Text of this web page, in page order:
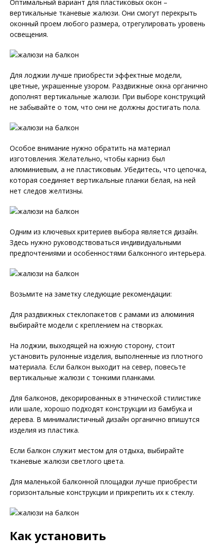
Оптимальный вариант для пластиковых окон –
вертикальные тканевые жалюзи. Они смогут перекрыть
оконный проем любого размера, отрегулировать уровень
освещения.
Для лоджии лучше приобрести эффектные модели,
цветные, украшенные узором. Раздвижные окна органично
дополнят вертикальные жалюзи. При выборе конструкций
не забывайте о том, что они не должны достигать пола.
Особое внимание нужно обратить на материал
изготовления. Желательно, чтобы карниз был
алюминиевым, а не пластиковым. Убедитесь, что цепочка,
которая соединяет вертикальные планки белая, на ней
нет следов желтизны.
Одним из ключевых критериев выбора является дизайн.
Здесь нужно руководствоваться индивидуальными
предпочтениями и особенностями балконного интерьера.
Возьмите на заметку следующие рекомендации:
Для раздвижных стеклопакетов с рамами из алюминия
выбирайте модели с креплением на створках.
На лоджии, выходящей на южную сторону, стоит
установить рулонные изделия, выполненные из плотного
материала. Если балкон выходит на север, повесьте
вертикальные жалюзи с тонкими планками.
Для балконов, декорированных в этнической стилистике
или шале, хорошо подходят конструкции из бамбука и
дерева. В минималистичный дизайн органично впишутся
изделия из пластика.
Если балкон служит местом для отдыха, выбирайте
тканевые жалюзи светлого цвета.
Для маленькой балконной площадки лучше приобрести
горизонтальные конструкции и прикрепить их к стеклу.
Как установить